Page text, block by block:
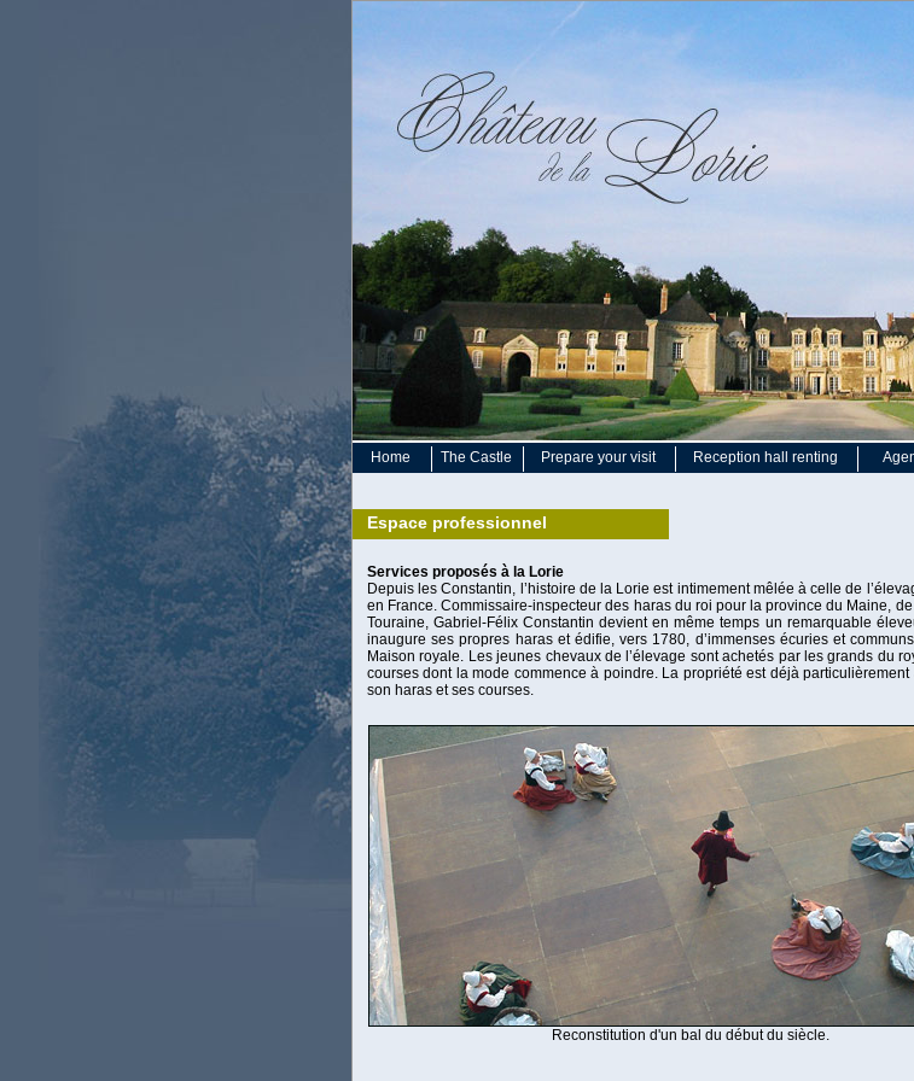
Home The Castle Prepare your visit Reception hall renting
Espace professionnel
Services proposés à la Lorie
Depuis les Constantin, l’histoire de la Lorie est intimement mêlée à celle de
en France. Commissaire-inspecteur des haras du roi pour la province du Maine, de
Touraine, Gabriel-Félix Constantin devient en même temps un remarquable
inaugure ses propres haras et édifie, vers 1780, d’immenses écuries et
Maison royale. Les jeunes chevaux de l’élevage sont achetés par les grands du
courses dont la mode commence à poindre. La propriété est déjà
son haras et ses courses.
Reconstitution d'un bal du début du siècle.